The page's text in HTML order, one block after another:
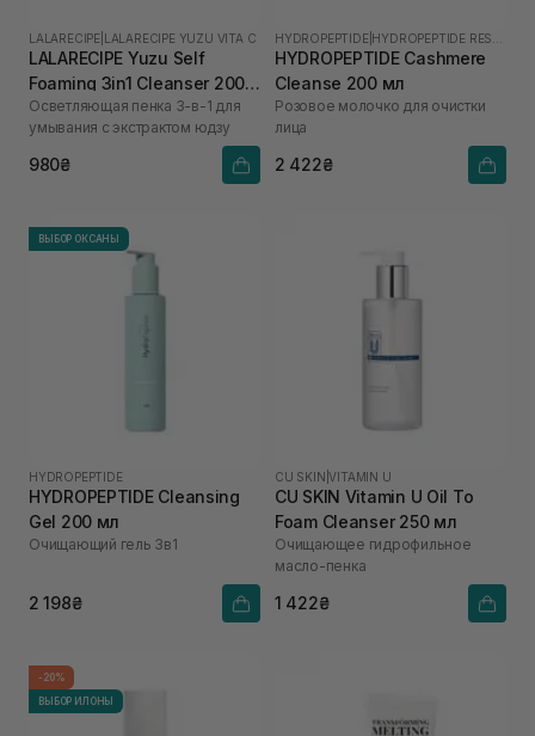
LALARECIPE LALARECIPE YUZU VITA C
LALARECIPE Yuzu Self
Foaming 3in1 Cleanser 200
мл
Осветляющая пенка 3-в-1 для
умывания с экстрактом юдзу
980₴
HYDROPEPTIDE
HYDROPEPTIDE Cashmere
Cleanse 200 мл
Розовое молочко для очистки
лица
2 422₴
ВЫБОР ОКСАНЫ
HYDROPEPTIDE
HYDROPEPTIDE Cleansing
Gel 200 мл
Очищающий гель 3в1
2 198₴
CU SKIN |VITAMIN U
CU SKIN Vitamin U Oil To
Foam Cleanser 250 мл
Очищающее гидрофильное
масло-пенка
1 422₴
-20%
ВЫБОР ИЛОНЫ